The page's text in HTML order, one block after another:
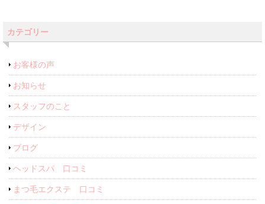
カテゴリー
お客様の声
お知らせ
スタッフのこと
デザイン
ブログ
ヘッドスパ 口コミ
まつ毛エクステ 口コミ